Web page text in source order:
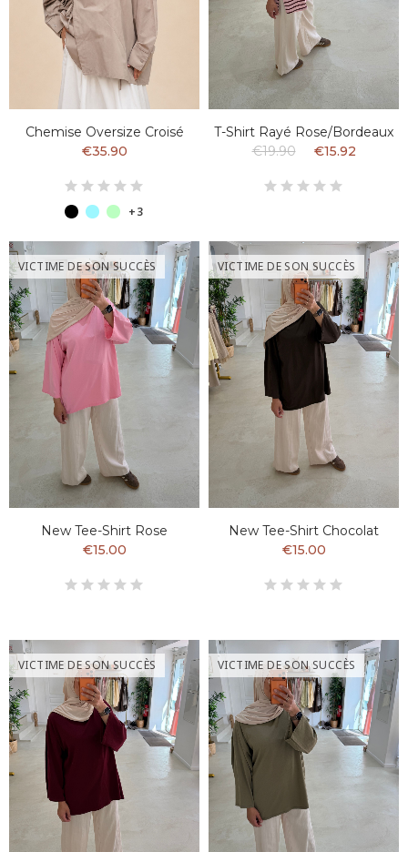
Chemise Oversize Croisé
€35.90
+3
T-Shirt Rayé Rose/bordeaux
€19.90
€15.92
VICTIME DE SON SUCCÈS
New Tee-Shirt Rose
€15.00
VICTIME DE SON SUCCÈS
New Tee-Shirt Chocolat
€15.00
VICTIME DE SON SUCCÈS VICTIME DE SON SUCCÈS